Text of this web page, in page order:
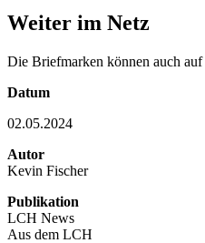
Weiter im Netz
Die Briefmarken können auch auf
Datum
02.05.2024
Autor
Kevin Fischer
Publikation
LCH News
Aus dem LCH